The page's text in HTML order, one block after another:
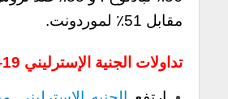
مقابل 51٪ لموردونت.
تداولات الجنية الإسترليني 19-07-2022